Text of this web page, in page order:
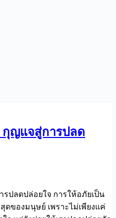
กุญแจสู่การปลด
ปลดปล่อยใจ การให้อภัยเป็น
ของมนุษย์ เพราะไม่เพียงแค่